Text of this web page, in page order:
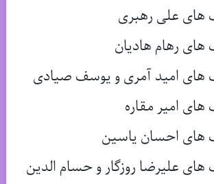
های علی رهبری
های رهام هادیان
های امید آمری و یوسف صیادی
های امیر مقاره
های احسان یاسین
های علیرضا روزگار و حسام الدین